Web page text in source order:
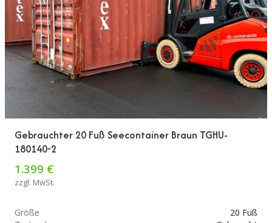
Gebrauchter 20 Fuß Seecontainer Braun TGHU-
180140-2
1.399 €
zzgl. MwSt.
Größe
20 Fuß